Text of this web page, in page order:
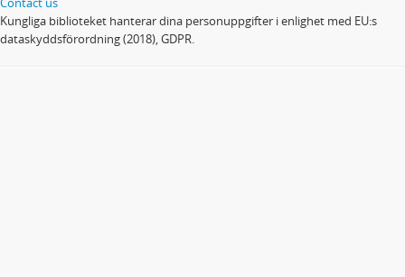
Kungliga biblioteket hanterar dina personuppgifter i enlighet med EU:s
dataskyddsförordning (2018), GDPR.